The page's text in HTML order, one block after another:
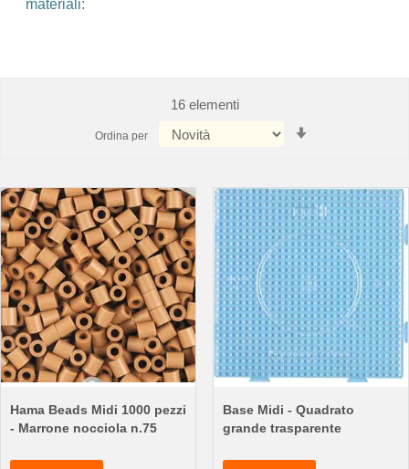
materiali:
16elementi
Ordina per
Hama Beads Midi 1000 pezzi
- Marrone nocciola n.75
Base Midi - Quadrato
grande trasparente